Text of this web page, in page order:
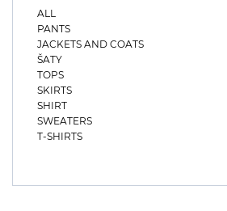
ALL
PANTS
JACKETS AND COATS
ŠATY
TOPS
SKIRTS
SHIRT
SWEATERS
T-SHIRTS